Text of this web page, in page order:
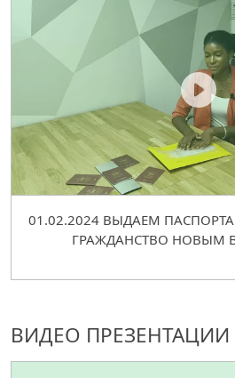
01.02.2024 ВЫДАЕМ
ГРАЖДАНСТВО НОВЫМ
ВИДЕО